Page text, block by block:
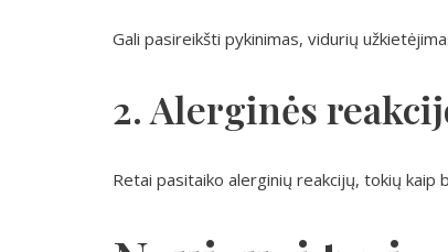
Gali pasireikšti pykinimas, vidurių
2. Alerginės
Retai pasitaiko alerginių reakcijų, tokių kaip